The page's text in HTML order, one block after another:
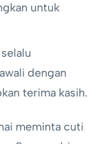
untuk
dengan
terima kasih.
meminta cuti